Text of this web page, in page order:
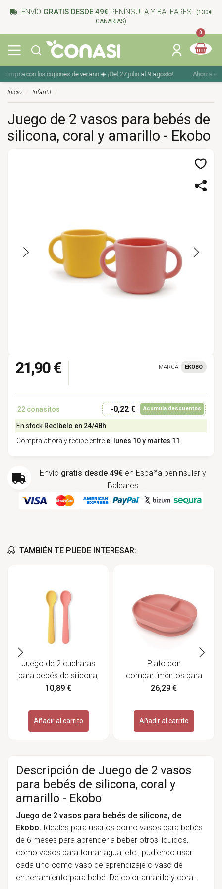
ENVÍO GRATIS DESDE 49€ PENÍNSULA Y BALEARES
(130€
CANARIAS)
0
con los cupones de verano ☀️ ¡Del 27 julio al 9 agosto! Ahorra en
Inicio Infantil
Juego de 2 vasos para bebés de
silicona, coral y amarillo - Ekobo
21,90 € MARCA: EKOBO
22 conasitos -0,22 € Acumula descuentos
En stock Recíbelo en 24/48h
Compra ahora y recibe entre el lunes 10 y martes 11
Envío gratis desde 49€ en España peninsular y
Baleares
TAMBIÉN TE PUEDE INTERESAR:
Juego de 2 cucharas
para bebés de silicona,
color coral y amarillo -
10,89 €
Añadir al carrito
Plato con
compartimentos para
bebé, color coral -
26,29 €
Añadir al carrito
Descripción de Juego de 2 vasos
para bebés de silicona, coral y
amarillo - Ekobo
Juego de 2 vasos para bebés de silicona, de
Ekobo. Ideales para usarlos como vasos para bebés
de 6 meses para aprender a beber otros líquidos,
como vasos para tomar agua, etc., pudiendo usar
cada uno como vaso de aprendizaje o vaso de
entrenamiento para bebé. De color amarillo y coral.